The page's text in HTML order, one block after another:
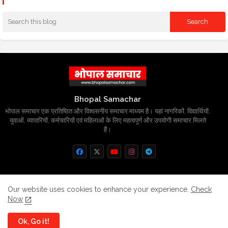
Bhopal Samachar
भोपाल समाचार एक प्रतिष्ठित और विश्वसनीय समाचार माध्यम है। यहां नागरिकों, विद्यार्थियों,
युवाओं, व्यापारियों, कर्मचारियों एवं महिलाओं के लिए महत्वपूर्ण और उपयोगी समाचार मिलते
हैं।
All Right Reserved Copyright
Home About Contact us
Privacy Policy
Our website uses cookies to enhance your experience. Check
Now
Ok, Go it!